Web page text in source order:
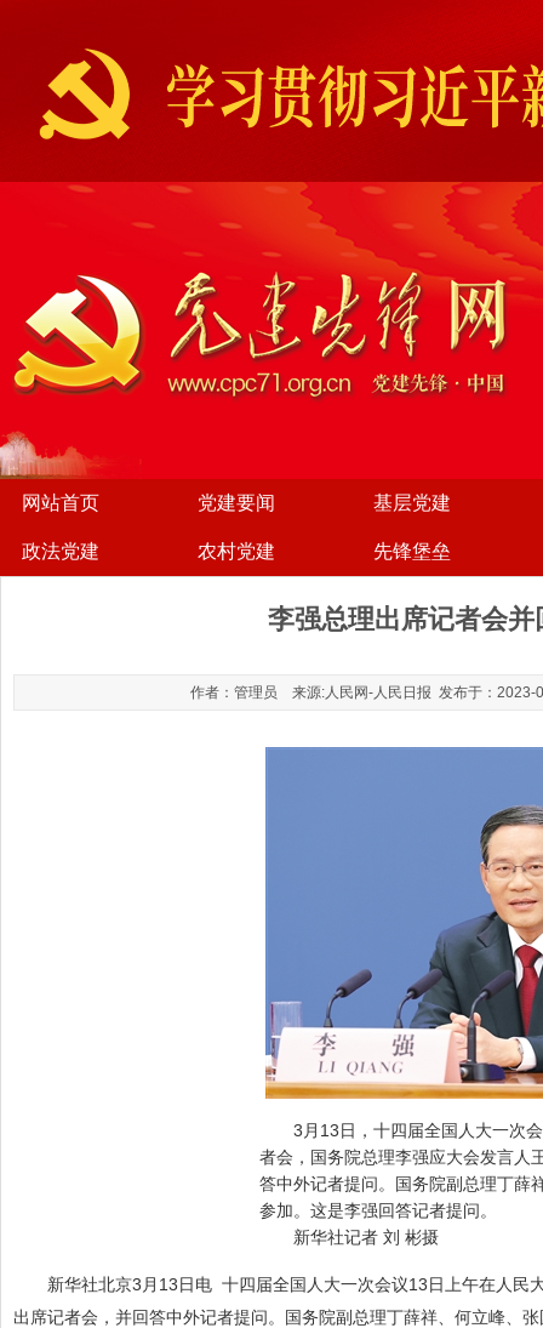
网站首页 党建要闻 基层党建
政法党建 农村党建 先锋堡垒
李强总理出席记者会
作者：管理员 来源:人民网-人民日报 发布于：
3月13日，十四届全国人大一次会
者会，国务院总理李强应大会发言人
答中外记者提问。国务院副总理丁薛
参加。这是李强回答记者提问。
新华社记者 刘 彬摄
新华社北京3月13日电 十四届全国人大一次会议13日上午在人民
出席记者会，并回答中外记者提问。国务院副总理丁薛祥、何立峰、